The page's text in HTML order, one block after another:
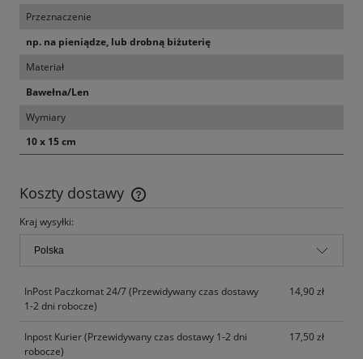
Przeznaczenie
np. na pieniądze, lub drobną biżuterię
Materiał
Bawełna/Len
Wymiary
10 x 15 cm
Koszty dostawy
Cena nie zawiera ewentualnych kosztów płatności
Kraj wysyłki:
InPost Paczkomat 24/7(Przewidywany czas dostawy
1-2 dni robocze)
14,90 zł
Inpost Kurier(Przewidywany czas dostawy 1-2 dni
robocze)
17,50 zł